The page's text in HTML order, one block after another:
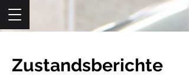
Zustandsberichte